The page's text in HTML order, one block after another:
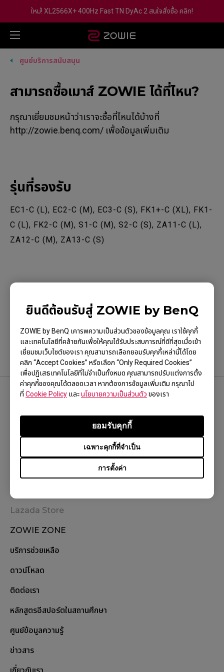
ยินดีต้อนรับสู่ ZOWIE by BenQ
ZOWIE by BenQ เคารพความเป็นส่วนตัวของข้อมูลคุณ เราใช้คุกกี้
และเทคโนโลยีที่คล้ายกันเพื่อให้คุณได้รับประสบการณ์ที่ดีที่สุดเมื่อเข้า
เยี่ยมชมเว็บไซต์ของเรา คุณสามารถเลือกยอมรับคุกกี้เหล่านี้ได้โดย
คลิก “Accept Cookies” หรือเลือก “Only Required Cookies”
เพื่อปฏิเสธเทคโนโลยีที่ไม่จำเป็นทั้งหมด คุณสามารถปรับแต่งการตั้ง
ค่าคุกกี้ของคุณได้ตลอดเวลา หากต้องการข้อมูลเพิ่มเติม กรุณาไป
ที่ Cookie Policy และนโยบายความเป็นส่วนตัว ของเรา
การตั้งค่า
เฉพาะคุกกี้ที่จำเป็น
ยอมรับคุกกี้
ใหม่! XL2566X+ 400Hz Fast TN DyAc 2 สนใจสั่งซื้อ คลิก!
ศูนย์บริการสนับสนุน
สามารถซื้อเมาส์ ZOWIE ได้ที่ไหน?
กรุณาเยี่ยมชมหน้าว่าเราจะซื้อที่ไหนได้บ้างที่
http://zowie.benq.com/ เพื่อข้อมูลเพิ่มเติม
รุ่นที่รองรับ
EC1-C (L), EC2-C (M), EC3-C (S), FK1+-C (XL), FK1-
C (L), FK2-C (M), S1-C (M), S2-C (S), ZA11-C (L),
ZA12-C (M), ZA13-C (S)
ข้อมูลนี้เป็นประโยชน์หรือไม่?
ใช่
Lazada Store
ZOWIE ZONE
บริการช่วยเหลือ
ดาวน์โหลด
ติดต่อเรา
หลักสูตรอีสปอร์ตในสถานศึกษา
ศูนย์ข้อมูลความรู้
ข่าวสาร